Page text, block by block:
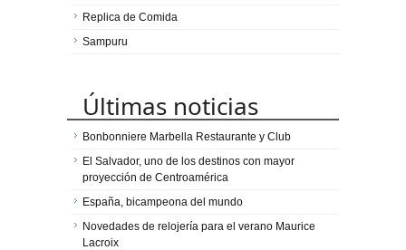
Replica de Comida
Sampuru
Últimas noticias
Bonbonniere Marbella Restaurante y Club
El Salvador, uno de los destinos con mayor
proyección de Centroamérica
España, bicampeona del mundo
Novedades de relojería para el verano Maurice
Lacroix